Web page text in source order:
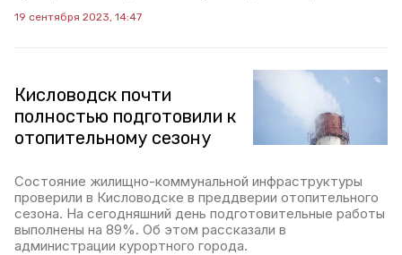
19 сентября 2023, 14:47
Кисловодск почти
полностью подготовили к
отопительному сезону
Состояние жилищно-коммунальной инфраструктуры
проверили в Кисловодске в преддверии отопительного
сезона. На сегодняшний день подготовительные работы
выполнены на 89%. Об этом рассказали в
администрации курортного города.